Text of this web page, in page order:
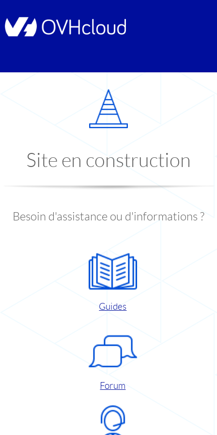
Site en construction
Besoin d'assistance ou d'informations ?
Guides
Forum